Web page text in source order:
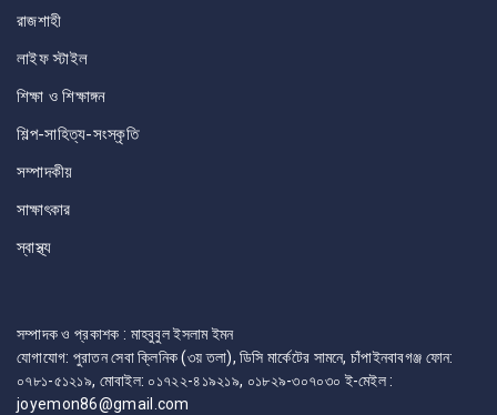
রাজশাহী
লাইফ স্টাইল
শিক্ষা ও শিক্ষাঙ্গন
শিল্প-সাহিত্য-সংস্কৃতি
সম্পাদকীয়
সাক্ষাৎকার
স্বাস্থ্য
সম্পাদক ও প্রকাশক : মাহবুবুল ইসলাম ইমন
যোগাযোগ: পুরাতন সেবা ক্লিনিক (৩য় তলা), ডিসি মার্কেটের সামনে, চাঁপাইনবাবগঞ্জ ফোন:
০৭৮১-৫১২১৯, মোবাইল: ০১৭২২-৪১৯২১৯, ০১৮২৯-৩০৭০৩০ ই-মেইল :
joyemon86@gmail.com